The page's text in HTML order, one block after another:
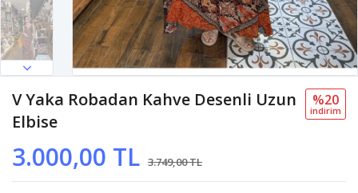
V Yaka Robadan Kahve Desenli Uzun
Elbise
3.000,00 TL 3.749,00 TL
%20
i̇ndi̇ri̇m